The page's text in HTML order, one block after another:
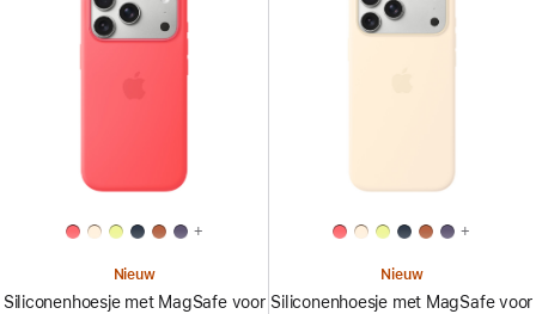
+
Nieuw
Siliconenhoesje met MagSafe voor
+
Nieuw
Siliconenhoesje met MagSafe voor